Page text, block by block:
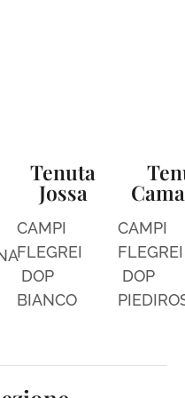
Tenuta
Jossa
CAMPI
FLEGREI
DOP
BIANCO
CAMPI
FLEGREI
DOP